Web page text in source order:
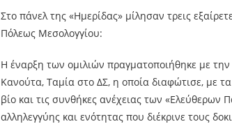
Στο πάνελ της «Ημερίδας» μίλησαν τρεις
Πόλεως Μεσολογγίου:
Η έναρξη των ομιλιών πραγματοποιήθηκε με
Κανούτα, Ταμία στο ΔΣ, η οποία διαφώτισε, με
βίο και τις συνθήκες ανέχειας των «Ελεύθερων
αλληλεγγύης και ενότητας που διέκρινε τους